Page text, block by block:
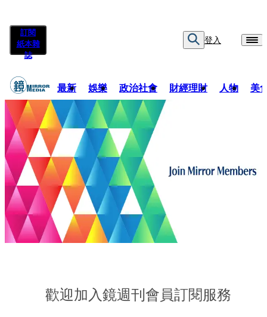
訂閱
紙本雜
誌
登入
最新 娛樂 政治社會 財經理財 人物 美
歡迎加入鏡週刊會員訂閱服務